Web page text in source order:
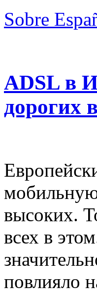
Sobre
ADSL в
дорогих
высоких.
всех в
повлияло